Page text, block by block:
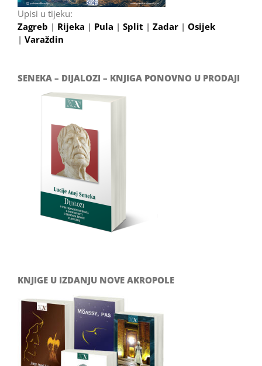
Upisi u tijeku:
Zagreb | Rijeka | Pula | Split | Zadar | Osijek
| Varaždin
SENEKA – DIJALOZI – KNJIGA PONOVNO U PRODAJI
KNJIGE U IZDANJU NOVE AKROPOLE